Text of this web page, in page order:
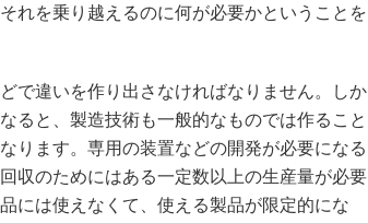
れを乗り越えるのに何が必要かということを
で違いを作り出さなければなりません。しか
ると、製造技術も一般的なものでは作ること
ります。専用の装置などの開発が必要になる
収のためにはある一定数以上の生産量が必要
には使えなくて、使える製品が限定的にな